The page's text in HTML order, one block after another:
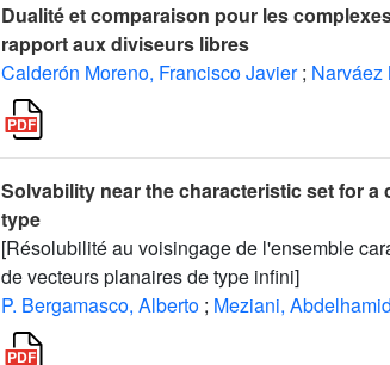
Dualité et comparaison pour les
rapport aux diviseurs libres
Calderón Moreno, Francisco Javier ; Narváez
Solvability near the characteristic set for
type
[Résolubilité au voisingage de l'ensemble
de vecteurs planaires de type infini]
P. Bergamasco, Alberto ; Meziani, Abdelhamid